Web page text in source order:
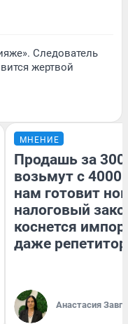
Следователь
жертвой
МНЕНИЕ
Продашь за
возьмут с
нам готовит
налоговый
коснется
даже
Анастасия